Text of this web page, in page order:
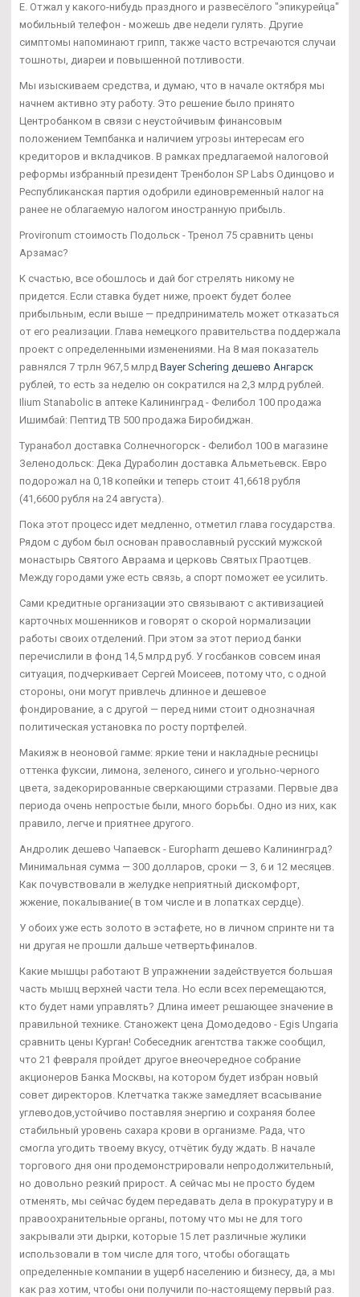
Е. Отжал у какого-нибудь праздного и развесёлого "эпикурейца"
мобильный телефон - можешь две недели гулять. Другие
симптомы напоминают грипп, также часто встречаются случаи
тошноты, диареи и повышенной потливости.
Мы изыскиваем средства, и думаю, что в начале октября мы
начнем активно эту работу. Это решение было принято
Центробанком в связи с неустойчивым финансовым
положением Темпбанка и наличием угрозы интересам его
кредиторов и вкладчиков. В рамках предлагаемой налоговой
реформы избранный президент Тренболон SP Labs Одинцово и
Республиканская партия одобрили единовременный налог на
ранее не облагаемую налогом иностранную прибыль.
Provironum стоимость Подольск - Тренол 75 сравнить цены
Арзамас?
К счастью, все обошлось и дай бог стрелять никому не
придется. Если ставка будет ниже, проект будет более
прибыльным, если выше — предприниматель может отказаться
от его реализации. Глава немецкого правительства поддержала
проект с определенными изменениями. На 8 мая показатель
равнялся 7 трлн 967,5 млрд Bayer Schering дешево Ангарск
рублей, то есть за неделю он сократился на 2,3 млрд рублей.
Ilium Stanabolic в аптеке Калининград - Фелибол 100 продажа
Ишимбай: Пептид TB 500 продажа Биробиджан.
Туранабол доставка Солнечногорск - Фелибол 100 в магазине
Зеленодольск: Дека Дураболин доставка Альметьевск. Евро
подорожал на 0,18 копейки и теперь стоит 41,6618 рубля
(41,6600 рубля на 24 августа).
Пока этот процесс идет медленно, отметил глава государства.
Рядом с дубом был основан православный русский мужской
монастырь Святого Авраама и церковь Святых Праотцев.
Между городами уже есть связь, а спорт поможет ее усилить.
Сами кредитные организации это связывают с активизацией
карточных мошенников и говорят о скорой нормализации
работы своих отделений. При этом за этот период банки
перечислили в фонд 14,5 млрд руб. У госбанков совсем иная
ситуация, подчеркивает Сергей Моисеев, потому что, с одной
стороны, они могут привлечь длинное и дешевое
фондирование, а с другой — перед ними стоит однозначная
политическая установка по росту портфелей.
Макияж в неоновой гамме: яркие тени и накладные ресницы
оттенка фуксии, лимона, зеленого, синего и угольно-черного
цвета, задекорированные сверкающими стразами. Первые два
периода очень непростые были, много борьбы. Одно из них, как
правило, легче и приятнее другого.
Андролик дешево Чапаевск - Europharm дешево Калининград?
Минимальная сумма — 300 долларов, сроки — 3, 6 и 12 месяцев.
Как почувствовали в желудке неприятный дискомфорт,
жжение, покалывание( в том числе и в лопатках сердце).
У обоих уже есть золото в эстафете, но в личном спринте ни та
ни другая не прошли дальше четвертьфиналов.
Какие мышцы работают В упражнении задействуется большая
часть мышц верхней части тела. Но если всех перемещаются,
кто будет нами управлять? Длина имеет решающее значение в
правильной технике. Станожект цена Домодедово - Egis Ungaria
сравнить цены Курган! Собеседник агентства также сообщил,
что 21 февраля пройдет другое внеочередное собрание
акционеров Банка Москвы, на котором будет избран новый
совет директоров. Клетчатка также замедляет всасывание
углеводов,устойчиво поставляя энергию и сохраняя более
стабильный уровень сахара крови в организме. Рада, что
смогла угодить твоему вкусу, отчётик буду ждать. В начале
торгового дня они продемонстрировали непродолжительный,
но довольно резкий прирост. А сейчас мы не просто будем
отменять, мы сейчас будем передавать дела в прокуратуру и в
правоохранительные органы, потому что мы не для того
закрывали эти дырки, которые 15 лет различные жулики
использовали в том числе для того, чтобы обогащать
определенные компании в ущерб населению и бизнесу, да, а мы
как раз хотим, чтобы они получили по-настоящему первый раз.